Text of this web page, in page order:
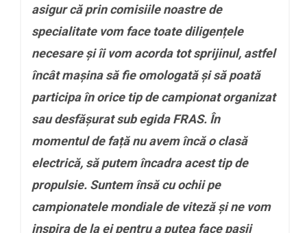
asigur că prin comisiile noastre de
specialitate vom face toate diligențele
necesare și îi vom acorda tot sprijinul, astfel
încât mașina să fie omologată și să poată
participa în orice tip de campionat organizat
sau desfășurat sub egida FRAS. În
momentul de față nu avem încă o clasă
electrică, să putem încadra acest tip de
propulsie. Suntem însă cu ochii pe
campionatele mondiale de viteză și ne vom
inspira de la ei pentru a putea face pașii